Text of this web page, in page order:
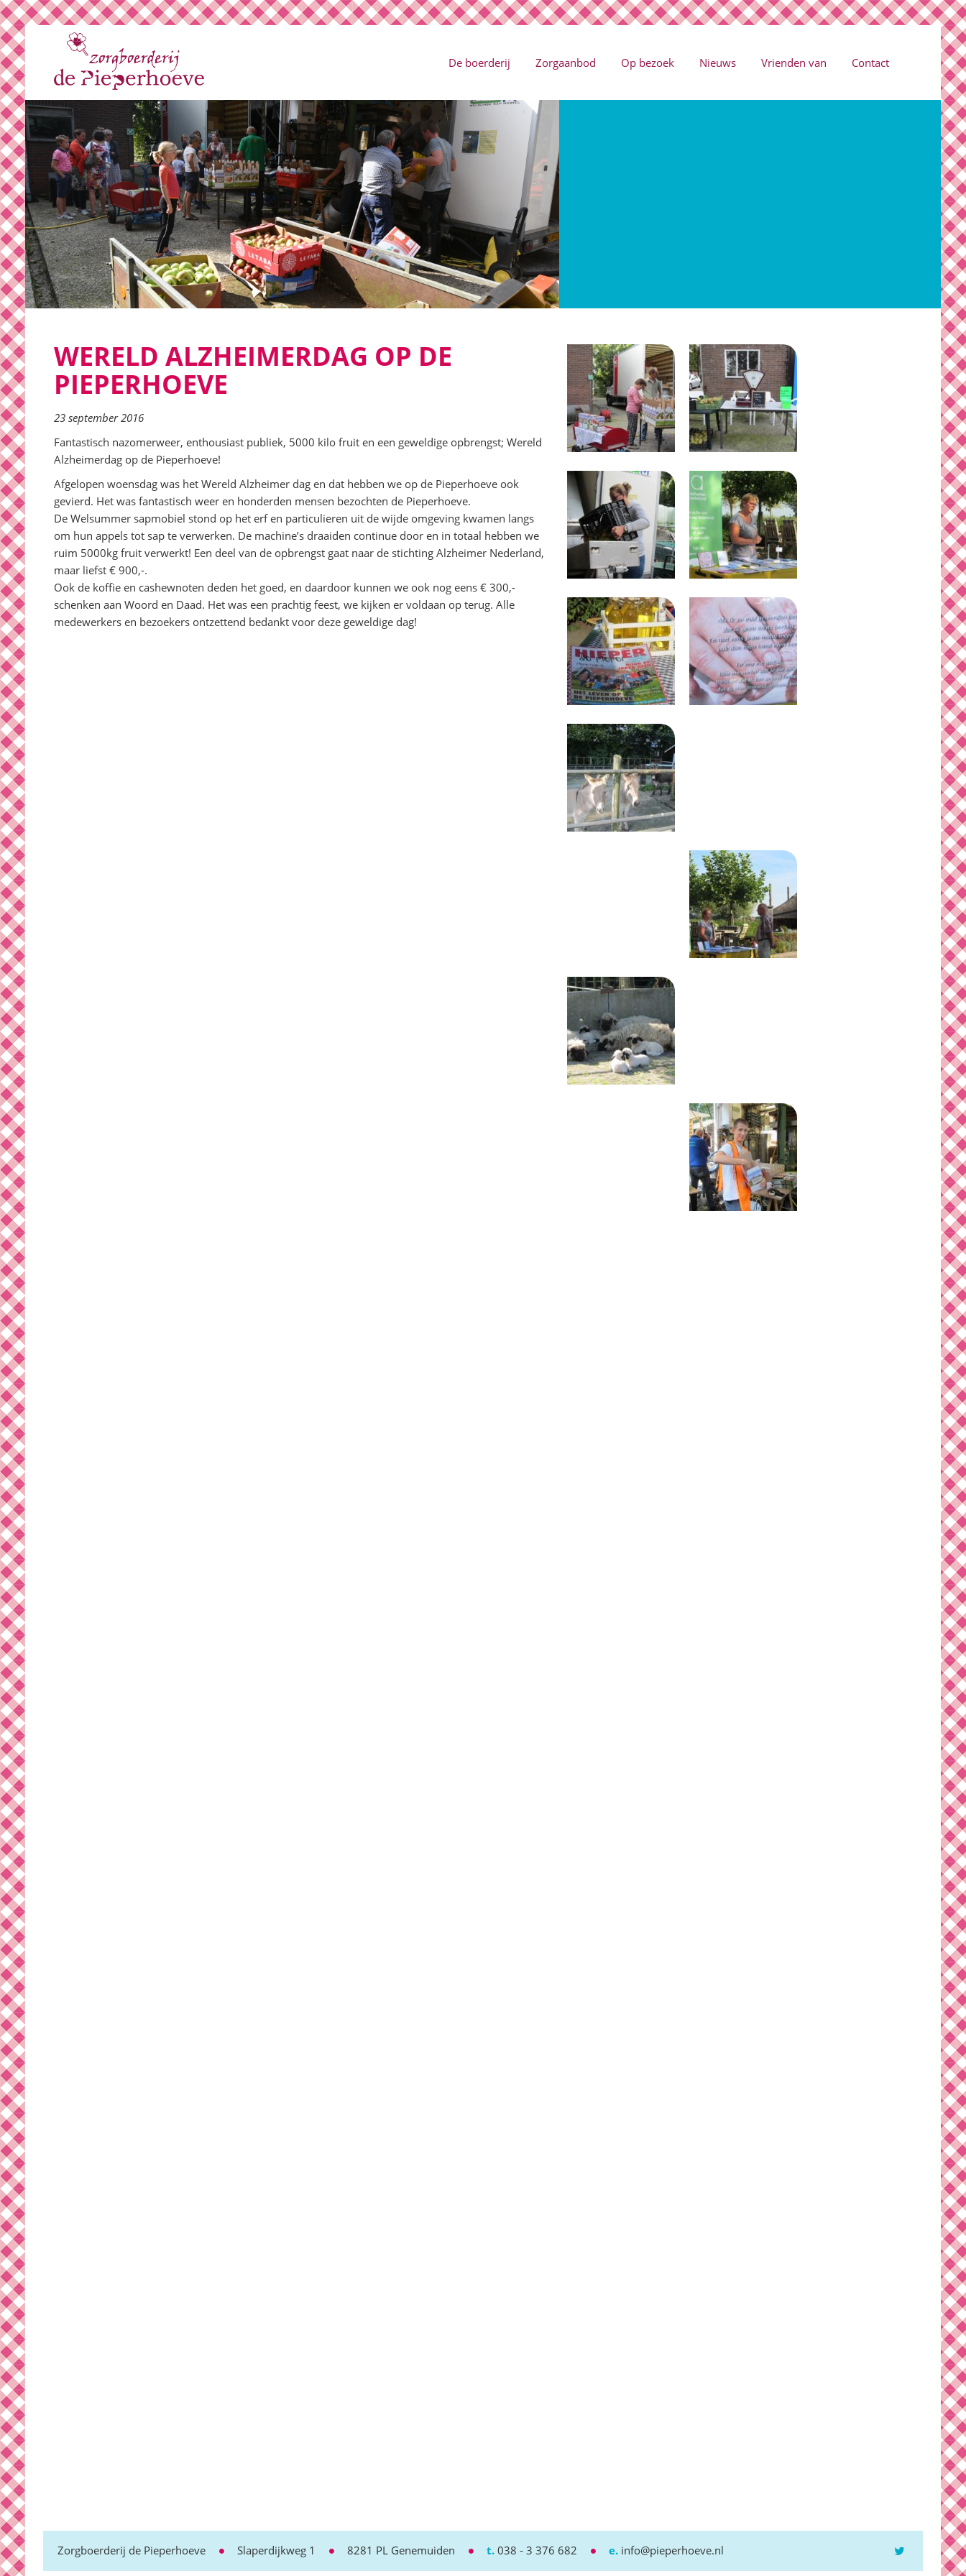
De boerderij Zorgaanbod Op bezoek Nieuws Vrienden van Contact
WERELD ALZHEIMERDAG OP DE
PIEPERHOEVE
23 september 2016
Fantastisch nazomerweer, enthousiast publiek, 5000 kilo fruit en een geweldige opbrengst; Wereld
Alzheimerdag op de Pieperhoeve!
Afgelopen woensdag was het Wereld Alzheimer dag en dat hebben we op de Pieperhoeve ook
gevierd. Het was fantastisch weer en honderden mensen bezochten de Pieperhoeve.
De Welsummer sapmobiel stond op het erf en particulieren uit de wijde omgeving kwamen langs
om hun appels tot sap te verwerken. De machine’s draaiden continue door en in totaal hebben we
ruim 5000kg fruit verwerkt! Een deel van de opbrengst gaat naar de stichting Alzheimer Nederland,
maar liefst € 900,-.
Ook de koffie en cashewnoten deden het goed, en daardoor kunnen we ook nog eens € 300,-
schenken aan Woord en Daad. Het was een prachtig feest, we kijken er voldaan op terug. Alle
medewerkers en bezoekers ontzettend bedankt voor deze geweldige dag!
Zorgboerderij de Pieperhoeve Slaperdijkweg 1 8281 PL Genemuiden t. 038 - 3 376 682 e. info@pieperhoeve.nl